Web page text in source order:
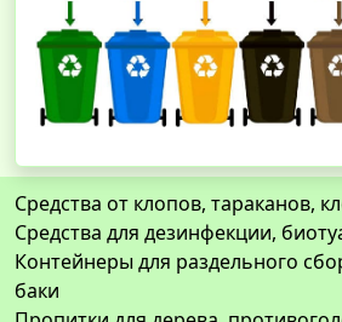
Средства от клопов, тараканов,
Средства для дезинфекции,
Контейнеры для раздельного
баки